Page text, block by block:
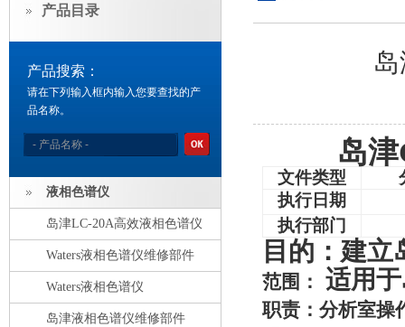
产品目录
产品搜索：
请在下列输入框内输入您要查找的产
品名称。
液相色谱仪
岛津LC-20A高效液相色谱仪
Waters液相色谱仪维修部件
Waters液相色谱仪
岛津液相色谱仪维修部件
岛津
文件类型
执行日期
执行部门
目的：建
范围： 适用于
职责：分析室操